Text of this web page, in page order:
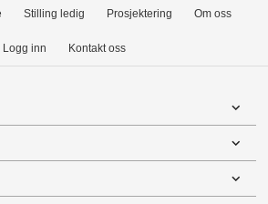
Stilling ledig Prosjektering Om oss
Logg inn Kontakt oss